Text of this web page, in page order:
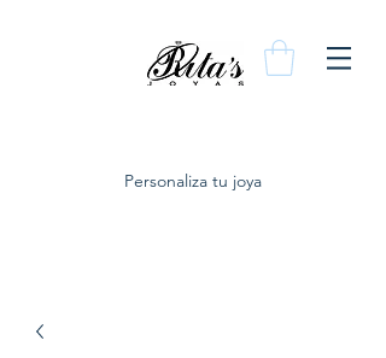
Personaliza tu joya